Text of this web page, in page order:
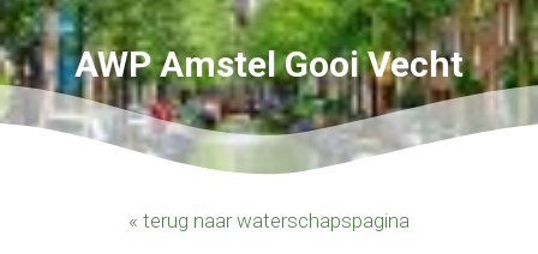
AWP Amstel Gooi Vecht
« terug naar waterschapspagina